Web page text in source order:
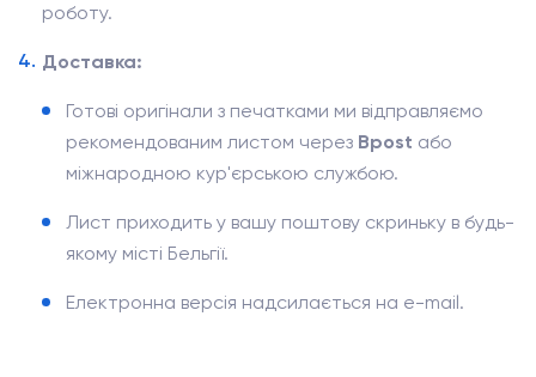
роботу.
Доставка:
Готові оригінали з печатками ми відправляємо
рекомендованим листом через Bpost або
міжнародною кур'єрською службою.
Лист приходить у вашу поштову скриньку в будь-
якому місті Бельгії.
Електронна версія надсилається на e-mail.